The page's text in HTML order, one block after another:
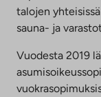
talojen
sauna- ja
Vuodesta 2019